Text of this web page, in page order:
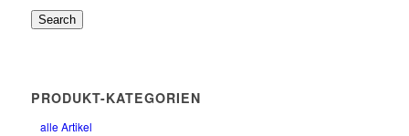
Search
PRODUKT-KATEGORIEN
alle Artikel